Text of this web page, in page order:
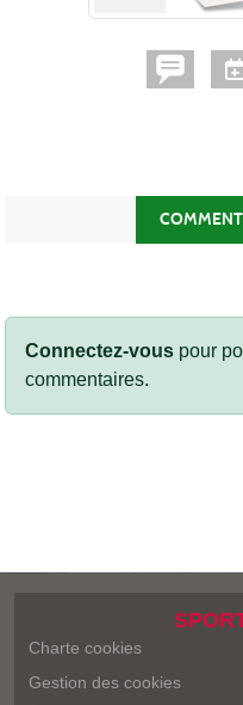
Connectez-vous pour
commentaires.
Charte cookies
Gestion des cookies